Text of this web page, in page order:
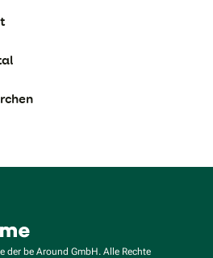
be Around GmbH. Alle Rechte